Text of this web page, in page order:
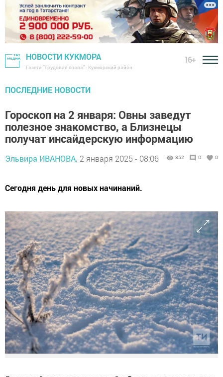
НОВОСТИ КУКМОРА
Газета "Трудовая слава" - Кукморский район
16+
ПОСЛЕДНИЕ НОВОСТИ
Гороскоп на 2 января: Овны заведут
полезное знакомство, а Близнецы
получат инсайдерскую информацию
Эльвира ИВАНОВА, 2 января 2025 - 08:06 352 0 0
Сегодня день для новых начинаний.